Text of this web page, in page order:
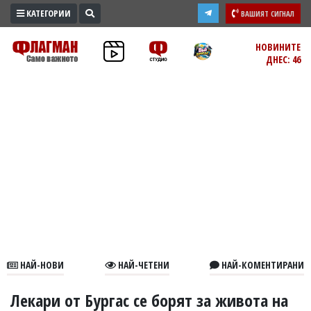
ПРОМО
ЗОНА
КАТЕГОРИИ ВАШИЯТ СИГНАЛ
НОВИНИТЕ
ДНЕС: 46
НАЙ-НОВИ НАЙ-ЧЕТЕНИ НАЙ-КОМЕНТИРАНИ
Лекари от Бургас се борят за живота на